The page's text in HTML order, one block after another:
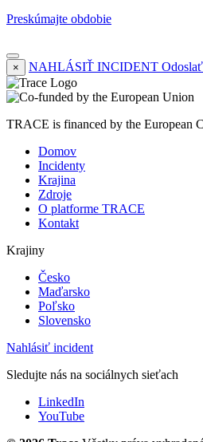
Preskúmajte obdobie
× NAHLÁSIŤ INCIDENT
TRACE is financed by the European
Domov
Incidenty
Krajina
Zdroje
O platforme TRACE
Kontakt
Krajiny
Česko
Maďarsko
Poľsko
Slovensko
Nahlásiť incident
Sledujte nás na sociálnych sieťach
LinkedIn
YouTube